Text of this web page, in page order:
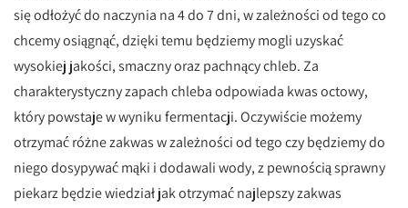
się odłożyć do naczynia na 4 do 7 dni, w zależności od tego co
chcemy osiągnąć, dzięki temu będziemy mogli uzyskać
wysokiej jakości, smaczny oraz pachnący chleb. Za
charakterystyczny zapach chleba odpowiada kwas octowy,
który powstaje w wyniku fermentacji. Oczywiście możemy
otrzymać różne zakwas w zależności od tego czy będziemy do
niego dosypywać mąki i dodawali wody, z pewnością sprawny
piekarz będzie wiedział jak otrzymać najlepszy zakwas